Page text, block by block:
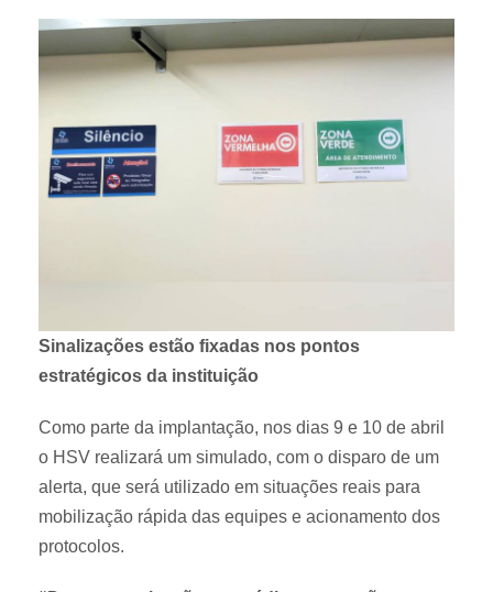
Sinalizações estão fixadas nos pontos
estratégicos da instituição
Como parte da implantação, nos dias 9 e 10 de abril
o HSV realizará um simulado, com o disparo de um
alerta, que será utilizado em situações reais para
mobilização rápida das equipes e acionamento dos
protocolos.